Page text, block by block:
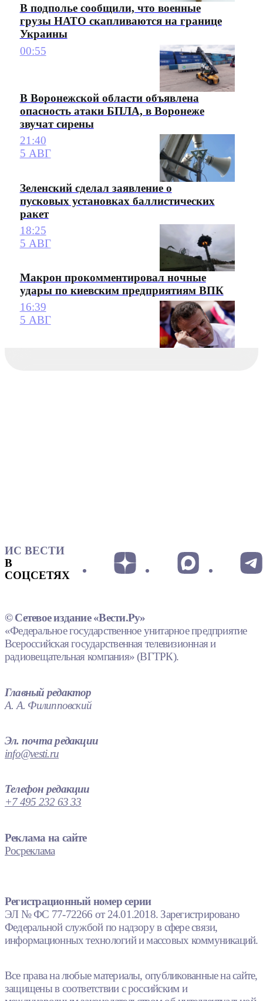
В подполье сообщили, что военные
грузы НАТО скапливаются на границе
Украины
00:55
В Воронежской области объявлена
опасность атаки БПЛА, в Воронеже
звучат сирены
21:40
5 АВГ
Зеленский сделал заявление о
пусковых установках баллистических
ракет
18:25
5 АВГ
Макрон прокомментировал ночные
удары по киевским предприятиям ВПК
16:39
5 АВГ
ИС ВЕСТИ
В
СОЦСЕТЯХ
© Сетевое издание «Вести.Ру»
«Федеральное государственное унитарное предприятие
Всероссийская государственная телевизионная и
радиовещательная компания» (ВГТРК).
Главный редактор
А. А. Филипповский
Эл. почта редакции
info@vesti.ru
Телефон редакции
+7 495 232 63 33
Реклама на сайте
Росреклама
Регистрационный номер серии
ЭЛ № ФС 77-72266 от 24.01.2018. Зарегистрировано
Федеральной службой по надзору в сфере связи,
информационных технологий и массовых коммуникаций.
Все права на любые материалы, опубликованные на сайте,
защищены в соответствии с российским и